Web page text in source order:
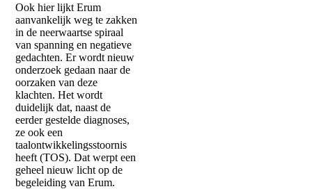
Ook hier lijkt Erum
aanvankelijk weg te zakken
in de neerwaartse spiraal
van spanning en negatieve
gedachten. Er wordt nieuw
onderzoek gedaan naar de
oorzaken van deze
klachten. Het wordt
duidelijk dat, naast de
eerder gestelde diagnoses,
ze ook een
taalontwikkelingsstoornis
heeft (TOS). Dat werpt een
geheel nieuw licht op de
begeleiding van Erum.